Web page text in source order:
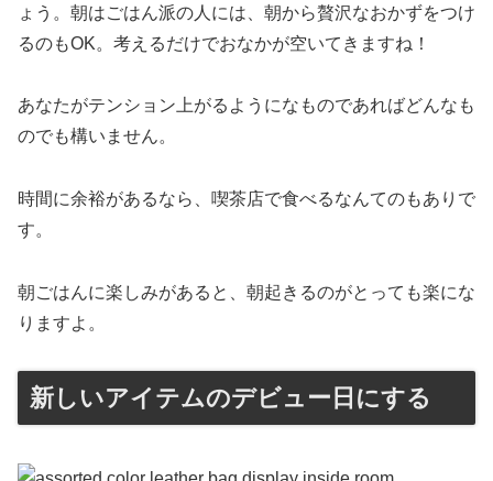
ょう。朝はごはん派の人には、朝から贅沢なおかずをつけ
るのもOK。考えるだけでおなかが空いてきますね！
あなたがテンション上がるようになものであればどんなも
のでも構いません。
時間に余裕があるなら、喫茶店で食べるなんてのもありで
す。
朝ごはんに楽しみがあると、朝起きるのがとっても楽にな
りますよ。
新しいアイテムのデビュー日にする